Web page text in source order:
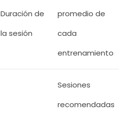
Duración de
la sesión
promedio de
cada
entrenamiento
Sesiones
recomendadas